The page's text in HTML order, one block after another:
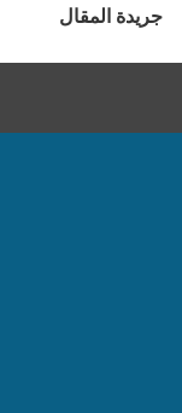
جريدة المقال